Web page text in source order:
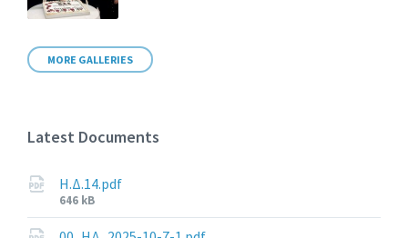
MORE GALLERIES
Latest Documents
Η.Δ.14.pdf
File
size:
646 kB